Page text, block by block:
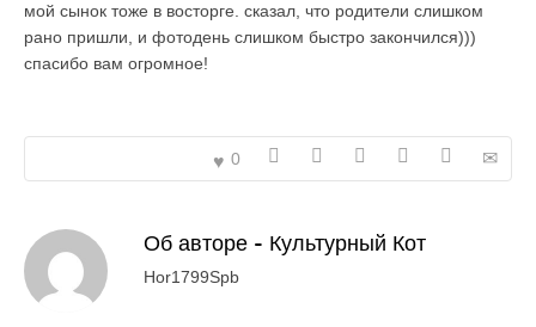
мой сынок тоже в восторге. сказал, что родители слишком
рано пришли, и фотодень слишком быстро закончился)))
спасибо вам огромное!
0
Об авторе - Культурный Кот
Hor1799Spb